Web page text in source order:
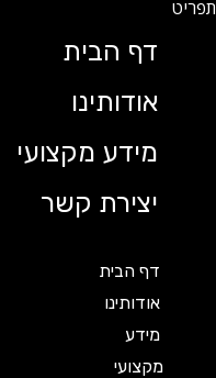
דף הבית
אודותינו
מידע מקצועי
יצירת קשר
דף הבית
אודותינו
מקצועי